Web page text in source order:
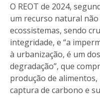
O REOT de 2024,
um recurso natural
ecossistemas, sendo
integridade, e “a
à urbanização, é um
degradação”, que
produção de
captura de carbono e